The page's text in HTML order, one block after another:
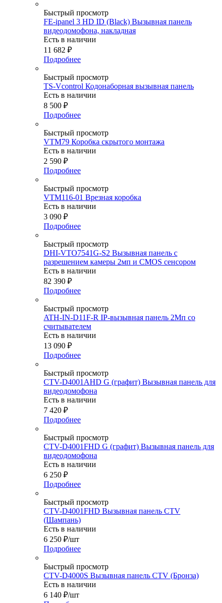
Быстрый просмотр
FE-ipanel 3 HD ID (Black) Вызывная панель
видеодомофона, накладная
Есть в наличии
11 682 ₽
Подробнее
Быстрый просмотр
TS-Vcontrol Кодонаборная вызывная панель
Есть в наличии
8 500 ₽
Подробнее
Быстрый просмотр
VTM79 Коробка cкрытого монтажа
Есть в наличии
2 590 ₽
Подробнее
Быстрый просмотр
VTM116-01 Врезная коробка
Есть в наличии
3 090 ₽
Подробнее
Быстрый просмотр
DHI-VTO7541G-S2 Вызывная панель с
разрешением камеры 2мп и CMOS сенсором
Есть в наличии
82 390 ₽
Подробнее
Быстрый просмотр
ATH-IN-D11F-R IP-вызывная панель 2Мп со
считывателем
Есть в наличии
13 090 ₽
Подробнее
Быстрый просмотр
CTV-D4001AHD G (графит) Вызывная панель для
видеодомофона
Есть в наличии
7 420 ₽
Подробнее
Быстрый просмотр
CTV-D4001FHD G (графит) Вызывная панель для
видеодомофона
Есть в наличии
6 250 ₽
Подробнее
Быстрый просмотр
CTV-D4001FHD Вызывная панель CTV
(Шампань)
Есть в наличии
6 250 ₽/шт
Подробнее
Быстрый просмотр
CTV-D4000S Вызывная панель CTV (Бронза)
Есть в наличии
6 140 ₽/шт